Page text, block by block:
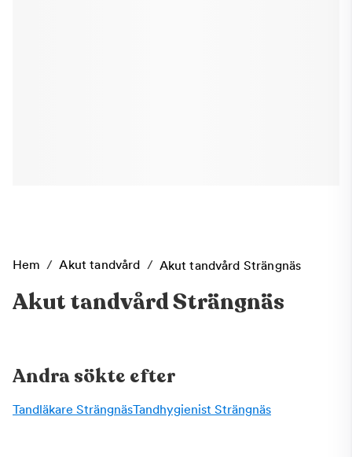
Hem / Akut tandvård / Akut tandvård Strängnäs
Akut tandvård Strängnäs
Andra sökte efter
Tandläkare SträngnäsTandhygienist Strängnäs